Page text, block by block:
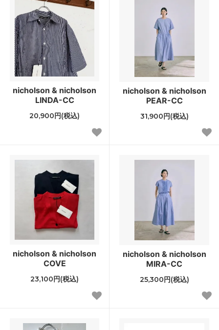
nicholson & nicholson
LINDA-CC
20,900円(税込)
nicholson & nicholson
PEAR-CC
31,900円(税込)
nicholson & nicholson
COVE
23,100円(税込)
nicholson & nicholson
MIRA-CC
25,300円(税込)